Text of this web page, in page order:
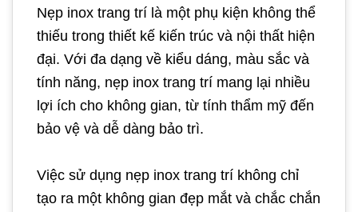
Nẹp inox trang trí là một phụ kiện không thể
thiếu trong thiết kế kiến trúc và nội thất hiện
đại. Với đa dạng về kiểu dáng, màu sắc và
tính năng, nẹp inox trang trí mang lại nhiều
lợi ích cho không gian, từ tính thẩm mỹ đến
bảo vệ và dễ dàng bảo trì.
Việc sử dụng nẹp inox trang trí không chỉ
tạo ra một không gian đẹp mắt và chắc chắn